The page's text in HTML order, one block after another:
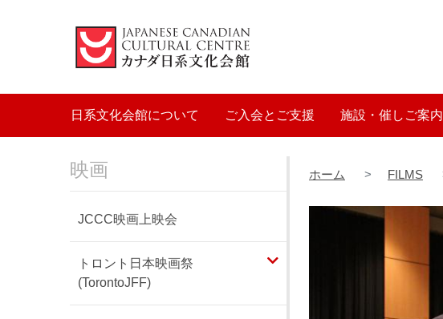
Main navigation
日系文化会館について ご入会とご支援 施設・催しご案内
ホーム FILMS
映画
JCCC映画上映会
トロント日本映画祭
(TorontoJFF)